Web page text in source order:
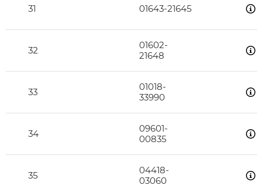
31 01643-21645
32
01602-
21648
33
01018-
33990
34
09601-
00835
35
04418-
03060